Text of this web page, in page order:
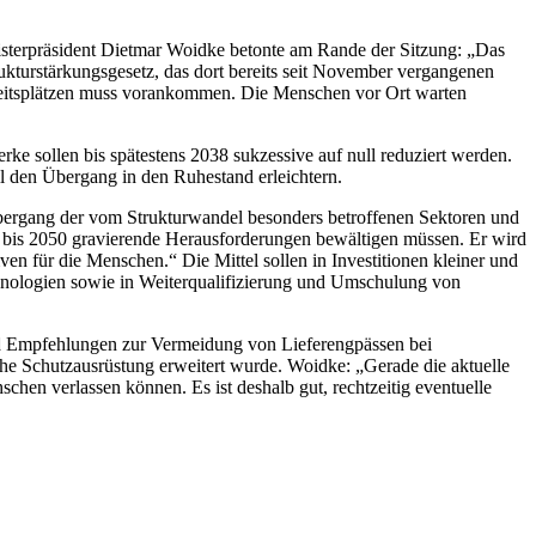
Dietmar Woidke betonte am Rande der Sitzung: „Das
das dort bereits seit November vergangenen
muss vorankommen. Die Menschen vor Ort warten
sollen bis spätestens 2038 sukzessive auf null reduziert werden.
Übergang in den Ruhestand erleichtern.
der vom Strukturwandel besonders betroffenen Sektoren und
2050 gravierende Herausforderungen bewältigen müssen. Er wird
für die Menschen.“ Die Mittel sollen in Investitionen kleiner und
sowie in Weiterqualifizierung und Umschulung von
zur Vermeidung von Lieferengpässen bei
Schutzausrüstung erweitert wurde. Woidke: „Gerade die aktuelle
verlassen können. Es ist deshalb gut, rechtzeitig eventuelle